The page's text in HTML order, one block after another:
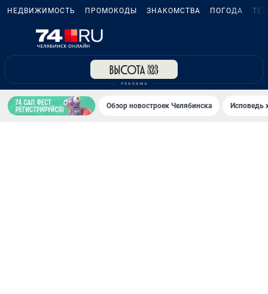
НЕДВИЖИМОСТЬ ПРОМОКОДЫ ЗНАКОМСТВА ПОГОДА
Обзор новостроек Челябинска Исповедь